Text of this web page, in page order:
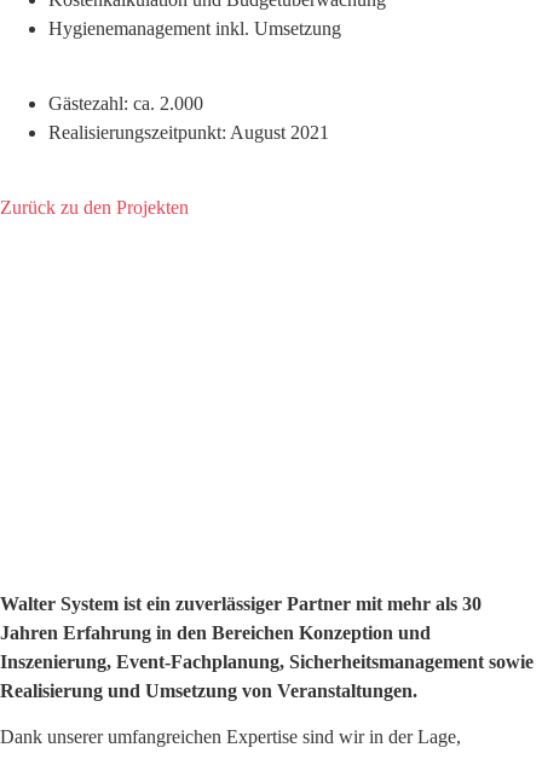
Hygienemanagement inkl. Umsetzung
Gästezahl: ca. 2.000
Realisierungszeitpunkt: August 2021
Zurück zu den Projekten
Walter System ist ein zuverlässiger Partner mit mehr als 30
Jahren Erfahrung in den Bereichen Konzeption und
Inszenierung, Event-Fachplanung, Sicherheitsmanagement sowie
Realisierung und Umsetzung von Veranstaltungen.
Dank unserer umfangreichen Expertise sind wir in der Lage,